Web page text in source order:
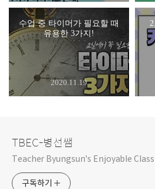
수업 중 타이머가 필요할 때
유용한 3가지!
2020.11.19
TBEC-병선쌤
Teacher Byungsun's Enjoyable
구독하기